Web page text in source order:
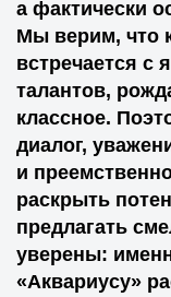
а фактически
Мы верим, что
встречается с
талантов,
классное.
диалог,
и
раскрыть
предлагать
уверены:
«Аквариусу»